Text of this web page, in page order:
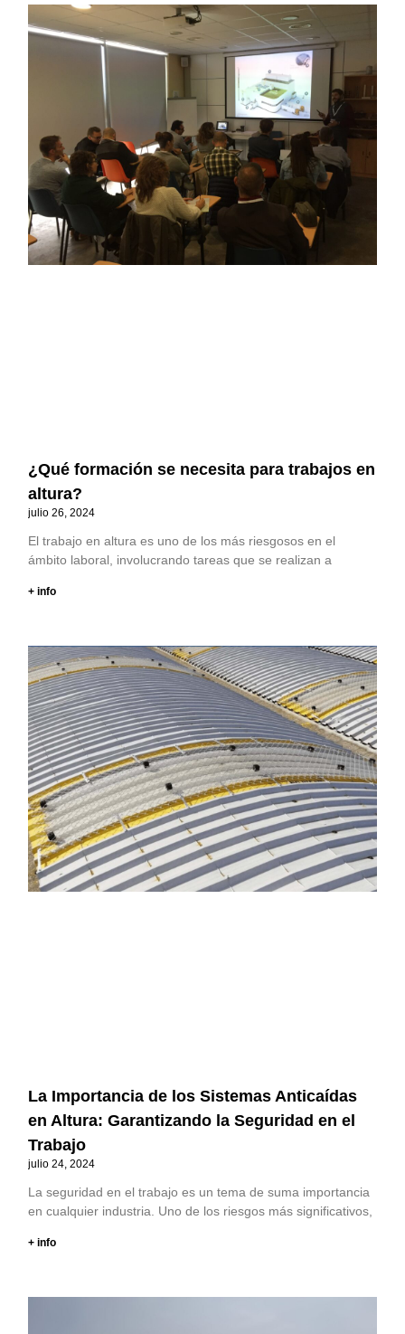
¿Qué formación se necesita para trabajos en
altura?
julio 26, 2024
El trabajo en altura es uno de los más riesgosos en el
ámbito laboral, involucrando tareas que se realizan a
+ info
La Importancia de los Sistemas Anticaídas
en Altura: Garantizando la Seguridad en el
Trabajo
julio 24, 2024
La seguridad en el trabajo es un tema de suma importancia
en cualquier industria. Uno de los riesgos más significativos,
+ info